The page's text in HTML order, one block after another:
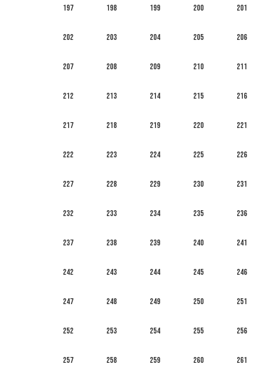
197 198 199 200 201
202 203 204 205 206
207 208 209 210 211
212 213 214 215 216
217 218 219 220 221
222 223 224 225 226
227 228 229 230 231
232 233 234 235 236
237 238 239 240 241
242 243 244 245 246
247 248 249 250 251
252 253 254 255 256
257 258 259 260 261